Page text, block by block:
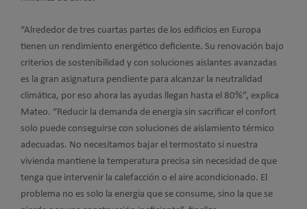
“Alrededor de tres cuartas partes de los edificios en Europa
tienen un rendimiento energético deficiente. Su renovación bajo
criterios de sostenibilidad y con soluciones aislantes avanzadas
es la gran asignatura pendiente para alcanzar la neutralidad
climática, por eso ahora las ayudas llegan hasta el 80%”, explica
Mateo. “Reducir la demanda de energía sin sacrificar el confort
solo puede conseguirse con soluciones de aislamiento térmico
adecuadas. No necesitamos bajar el termostato si nuestra
vivienda mantiene la temperatura precisa sin necesidad de que
tenga que intervenir la calefacción o el aire acondicionado. El
problema no es solo la energía que se consume, sino la que se